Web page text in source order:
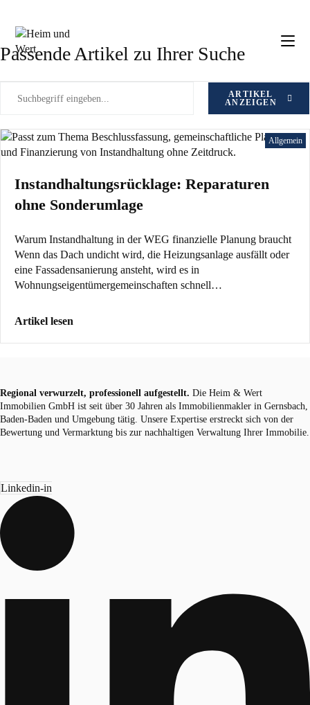
springen
Passende Artikel zu Ihrer Suche
ARTIKEL
ANZEIGEN
Allgemein
Instandhaltungsrücklage: Reparaturen
ohne Sonderumlage
Warum Instandhaltung in der WEG finanzielle Planung braucht
Wenn das Dach undicht wird, die Heizungsanlage ausfällt oder
eine Fassadensanierung ansteht, wird es in
Wohnungseigentümergemeinschaften schnell…
Artikel lesen
Regional verwurzelt, professionell aufgestellt. Die Heim & Wert
Immobilien GmbH ist seit über 30 Jahren als Immobilienmakler in Gernsbach,
Baden-Baden und Umgebung tätig. Unsere Expertise erstreckt sich von der
Bewertung und Vermarktung bis zur nachhaltigen Verwaltung Ihrer Immobilie.
Linkedin-in